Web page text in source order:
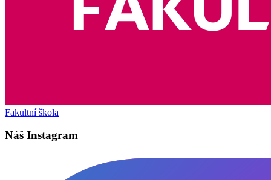
Fakultní škola
Náš Instagram